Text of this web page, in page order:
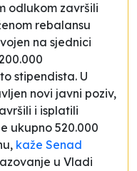
odlukom završili
rebalansu
na sjednici
stipendista. U
novi javni poziv,
i isplatili
ukupno 520.000
, kaže Senad
u Vladi